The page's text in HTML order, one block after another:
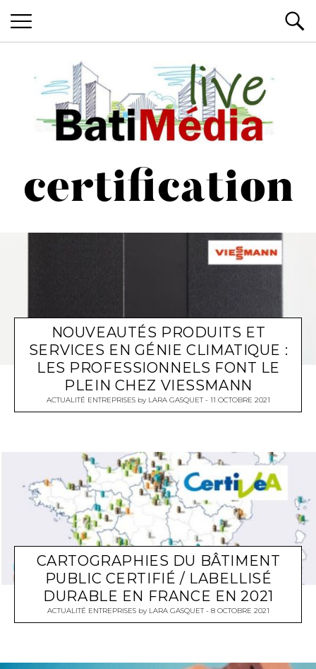
Batimedialive
certification
NOUVEAUTÉS PRODUITS ET
SERVICES EN GÉNIE CLIMATIQUE :
LES PROFESSIONNELS FONT LE
PLEIN CHEZ VIESSMANN
ACTUALITÉ ENTREPRISES by LARA GASQUET 11 OCTOBRE 2021
CARTOGRAPHIES DU BÂTIMENT
PUBLIC CERTIFIÉ / LABELLISÉ
DURABLE EN FRANCE EN 2021
ACTUALITÉ ENTREPRISES by LARA GASQUET 8 OCTOBRE 2021